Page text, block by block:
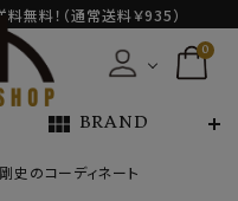
料！（通常送料￥935）
0
view_module BRAND
史のコーディネート